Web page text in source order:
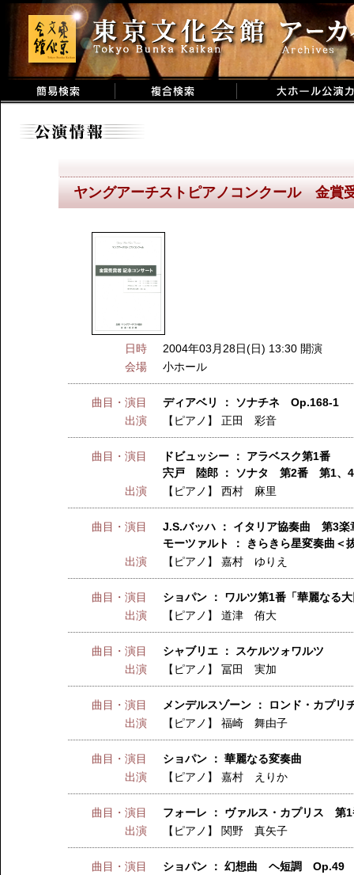
ヤングアーチストピアノコンクール 金賞
日時
2004年03月28日(日) 13:30 開演
会場
小ホール
曲目・演目
ディアベリ ： ソナチネ Op.168-1
出演
【ピアノ】正田 彩音
曲目・演目
ドビュッシー ： アラベスク第1番
宍戸 陸郎 ： ソナタ 第2番 第1、4
出演
【ピアノ】西村 麻里
曲目・演目
J.S.バッハ ： イタリア協奏曲 第3楽
モーツァルト ： きらきら星変奏曲＜
出演
【ピアノ】嘉村 ゆりえ
曲目・演目
ショパン ： ワルツ第1番「華麗なる
出演
【ピアノ】道津 侑大
曲目・演目
シャブリエ ： スケルツォワルツ
出演
【ピアノ】冨田 実加
曲目・演目
メンデルスゾーン ： ロンド・カプ
出演
【ピアノ】福崎 舞由子
曲目・演目
ショパン ： 華麗なる変奏曲
出演
【ピアノ】嘉村 えりか
曲目・演目
フォーレ ： ヴァルス・カプリス 第
出演
【ピアノ】 関野 真矢子
曲目・演目
ショパン ： 幻想曲 ヘ短調 Op.49